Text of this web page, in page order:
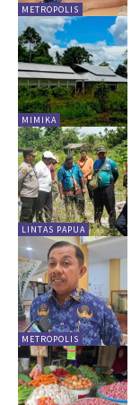
METROPOLIS
MIMIKA
LINTAS PAPUA
METROPOLIS